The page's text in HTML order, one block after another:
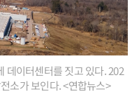
이터센터를 짓고 있다. 202
소가 보인다. <연합뉴스>